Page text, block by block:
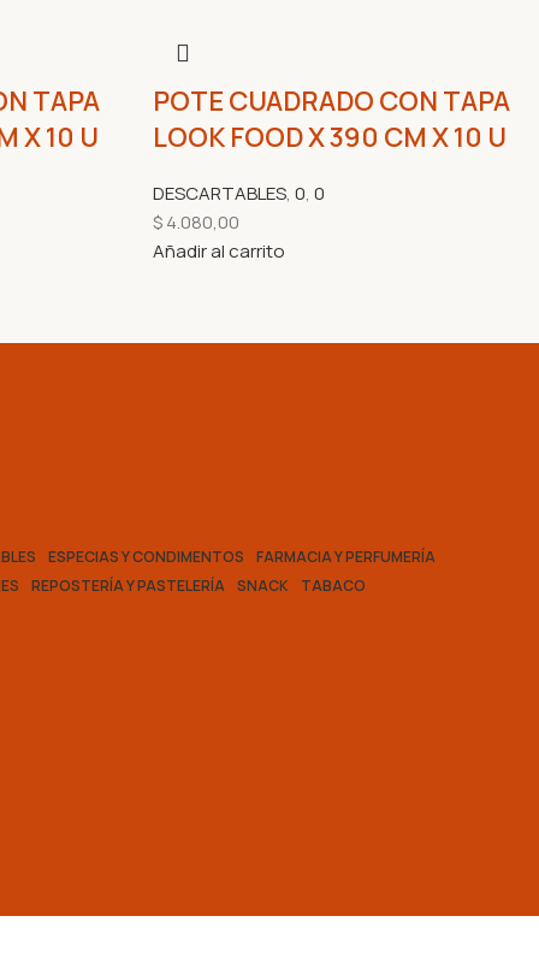
TAPA
X 10 U
POTE CUADRADO CON TAPA
LOOK FOOD X 390 CM X 10 U
DESCARTABLES, 0, 0
$4.080,00
Añadir al carrito
ESPECIAS Y CONDIMENTOS
FARMACIA Y PERFUMERÍA
REPOSTERÍA Y PASTELERÍA SNACK TABACO